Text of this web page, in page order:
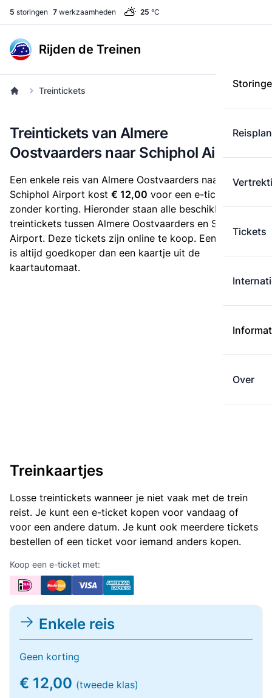
5 storingen 7 werkzaamheden 25 °C
Rijden de Treinen
Tickets
Over
Treintickets
Treintickets van Almere
Oostvaarders naar Schiphol Airport
Een enkele reis van Almere Oostvaarders naar
Schiphol Airport kost € 12,00 voor een e-ticket
zonder korting. Hieronder staan alle beschikbare
treintickets tussen Almere Oostvaarders en Schiphol
Airport. Deze tickets zijn online te koop. Een e-ticket
is altijd goedkoper dan een kaartje uit de
kaartautomaat.
Treinkaartjes
Losse treintickets wanneer je niet vaak met de trein
reist. Je kunt een e-ticket kopen voor vandaag of
voor een andere datum. Je kunt ook meerdere tickets
bestellen of een ticket voor iemand anders kopen.
Koop een e-ticket met:
Enkele reis
Geen korting
€ 12,00 (tweede klas)